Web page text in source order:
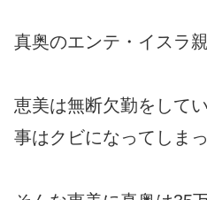
真奥のエンテ・イスラ
恵美は無断欠勤をして
事はクビになってしまっ